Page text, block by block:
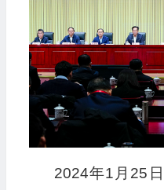
2024年1月25